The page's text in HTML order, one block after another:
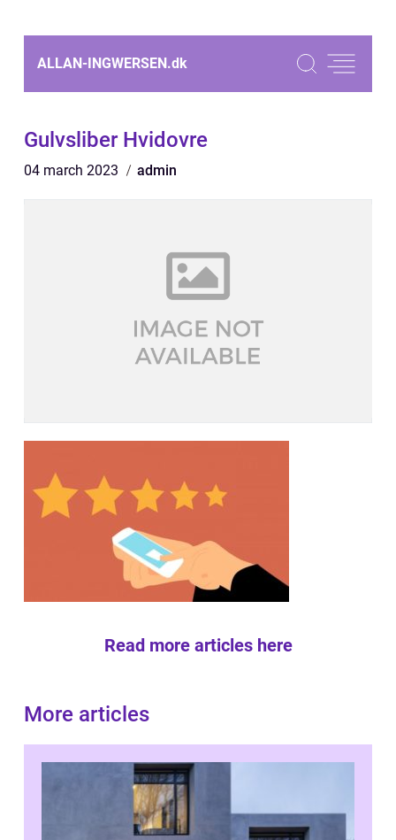
ALLAN-INGWERSEN.dk
Gulvsliber Hvidovre
04 march 2023 admin
Read more articles here
More articles